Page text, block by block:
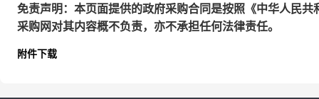
免责声明：本页面提供的政府采购合同是按照《中华人民
采购网对其内容概不负责，亦不承担任何法律责任。
附件下载